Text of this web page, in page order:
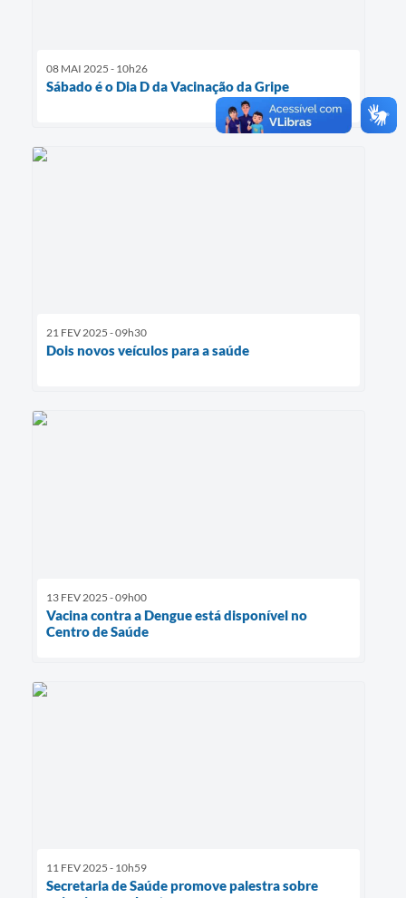
08 MAI 2025 - 10h26
Sábado é o Dia D da Vacinação da Gripe
21 FEV 2025 - 09h30
Dois novos veículos para a saúde
13 FEV 2025 - 09h00
Vacina contra a Dengue está disponível no
Centro de Saúde
11 FEV 2025 - 10h59
Secretaria de Saúde promove palestra sobre